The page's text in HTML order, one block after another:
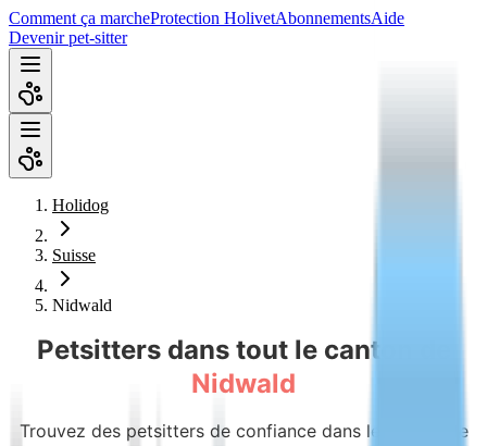
Comment ça marcheProtection HolivetAbonnementsAide
Devenir pet-sitter
Holidog
Suisse
Nidwald
Petsitters dans tout le canton de
Nidwald
Trouvez des petsitters de confiance dans le canton de